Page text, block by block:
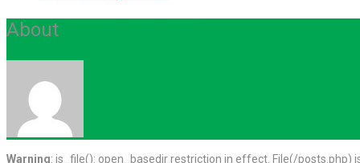
About
Warning: is_file(): open_basedir restriction in effect. File(/posts.php)